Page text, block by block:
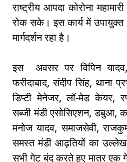
राष्ट्रीय आपदा कोरोना
रोक सके। इस कार्य में
मार्गदर्शन रहा है।
इस अवसर पर विपिन यादव,
फरीदाबाद, संदीप सिंह, थाना
डिप्टी मेनेजर, लॉ-मेड केयर,
सब्जी मंडी एसोसिएशन, डबुआ,
मनोज यादव, समाजसेवी,
समस्त मंडी आढ़तियों का
सभी गेट बंद करते हुए मात्र एक